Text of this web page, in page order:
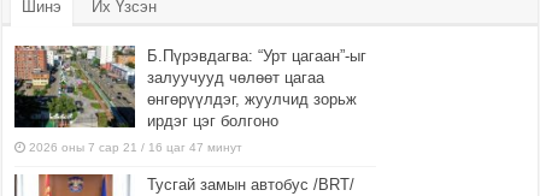
Шинэ Их Үзсэн
Б.Пүрэвдагва: “Урт цагаан”-ыг
залуучууд чөлөөт цагаа
өнгөрүүлдэг, жуулчид зорьж
ирдэг цэг болгоно
2026 оны 7 сар 21 / 16 цаг 47 минут
Тусгай замын автобус /BRT/